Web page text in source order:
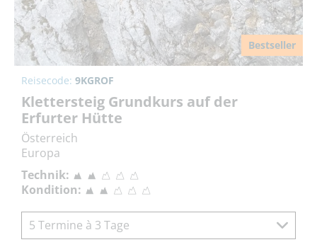
Bestseller
Reisecode: 9KGROF
Klettersteig Grundkurs auf der
Erfurter Hütte
Österreich
Europa
Technik:
Kondition:
5 Termine à 3 Tage